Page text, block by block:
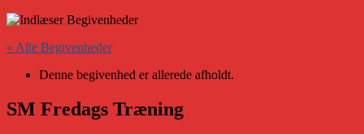
« Alle Begivenheder
Denne begivenhed er allerede afholdt.
SM Fredags Træning